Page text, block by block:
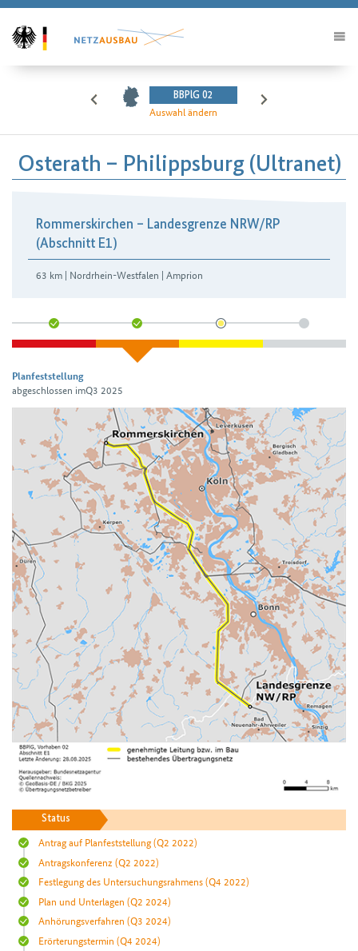
BBPlG 02
Auswahl ändern
Osterath – Philippsburg (Ultranet)
Rommerskirchen – Landesgrenze NRW/RP
(Abschnitt E1)
63 km | Nordrhein-Westfalen | Amprion
Planfeststellung
abgeschlossen imQ3 2025
Status
Antrag auf Planfeststellung(Q2 2022)
Antragskonferenz (Q2 2022)
Festlegung des Untersuchungsrahmens(Q4 2022)
Plan und Unterlagen (Q2 2024)
Anhörungsverfahren (Q3 2024)
Erörterungstermin (Q4 2024)